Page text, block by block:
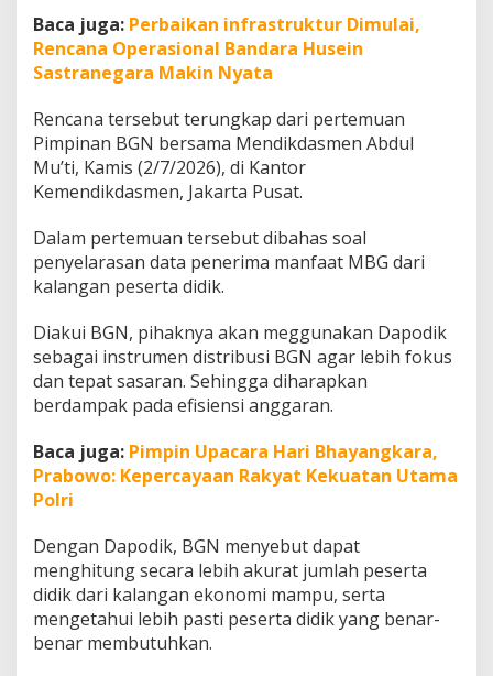
r
b
u
i
M
B
G
T
p
a
S
s
a
a
n
Baca juga: Perbaikan infrastruktur Dimulai,
Rencana Operasional Bandara Husein
Sastranegara Makin Nyata
Rencana tersebut terungkap dari pertemuan
Pimpinan BGN bersama Mendikdasmen Abdul
Mu’ti, Kamis (2/7/2026), di Kantor
Kemendikdasmen, Jakarta Pusat.
Dalam pertemuan tersebut dibahas soal
penyelarasan data penerima manfaat MBG dari
kalangan peserta didik.
Diakui BGN, pihaknya akan meggunakan Dapodik
sebagai instrumen distribusi BGN agar lebih fokus
dan tepat sasaran. Sehingga diharapkan
berdampak pada efisiensi anggaran.
Baca juga: Pimpin Upacara Hari Bhayangkara,
Prabowo: Kepercayaan Rakyat Kekuatan Utama
Polri
Dengan Dapodik, BGN menyebut dapat
menghitung secara lebih akurat jumlah peserta
didik dari kalangan ekonomi mampu, serta
mengetahui lebih pasti peserta didik yang benar-
benar membutuhkan.